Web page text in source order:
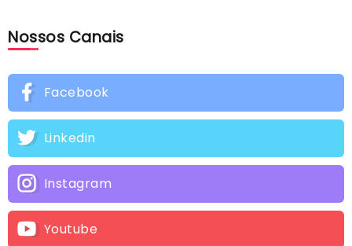
Nossos Canais
Facebook
Linkedin
Instagram
Youtube